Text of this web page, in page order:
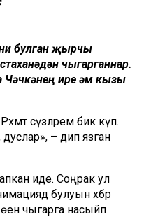
булган җырчы
чыгарганнар.
ире һәм кызы
сүзләрем бик күп.
– дип язган
иде. Соңрак ул
булуын хәбәр
чыгарга насыйп